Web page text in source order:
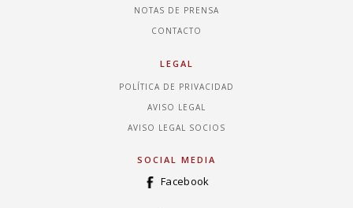
NOTAS DE PRENSA
CONTACTO
LEGAL
POLÍTICA DE PRIVACIDAD
AVISO LEGAL
AVISO LEGAL SOCIOS
SOCIAL MEDIA
Facebook